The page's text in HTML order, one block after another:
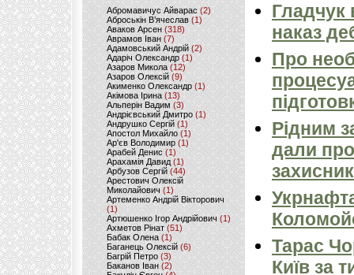
Абромавичус Айварас (2)
Аброськін В’ячеслав(1)
Аваков Арсен (318)
Аврамов Іван (7)
Адамовський Андрій(2)
Адаріч Олександр (1)
Азаров Микола (12)
Азаров Олексій (9)
Акименко Олександр(1)
Акімова Ірина(13)
Альперін Вадим (3)
Андрієвський Дмитро(1)
Андрушко Сергій(1)
Апостол Михайло(1)
Ар'єв Володимир (1)
Арабей Денис(1)
Арахамія Давид (1)
Арбузов Сергій (44)
Арестович Олексій
Миколайович(1)
Артеменко Андрій Вікторович
(1)
Артюшенко Ігор Андрійович(1)
Ахметов Рінат(51)
Бабак Олена(1)
Баганець Олексій(6)
Багрій Петро (3)
Баканов Іван(2)
Гладчук
наказ
Про
Рідним
дали
Тарас
Київ за